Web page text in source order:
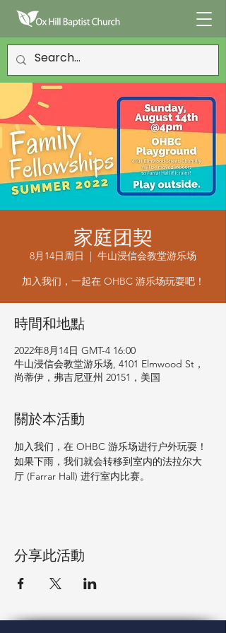
家庭团契
8月14日周日
  |
牛山浸信会教堂游乐场
加入我们，一起在 OHBC 游乐场玩耍吧！
時間和地點
2022年8月14日 GMT-4 16:00
牛山浸信会教堂游乐场, 4101 Elmwood St，
尚蒂伊，弗吉尼亚州 20151，美国
關於本活動
加入我们，在 OHBC 游乐场进行户外玩耍！
如果下雨，我们就会转移到室内的法拉尔大
厅 (Farrar Hall) 进行室内比赛。
分享此活動